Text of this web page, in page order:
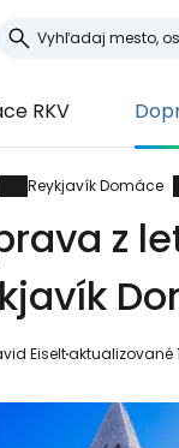
RKV
Reykjavík Domáce
z
Eiseltaktualizované
sa
Cestee
komunity
so
Pokračovať na